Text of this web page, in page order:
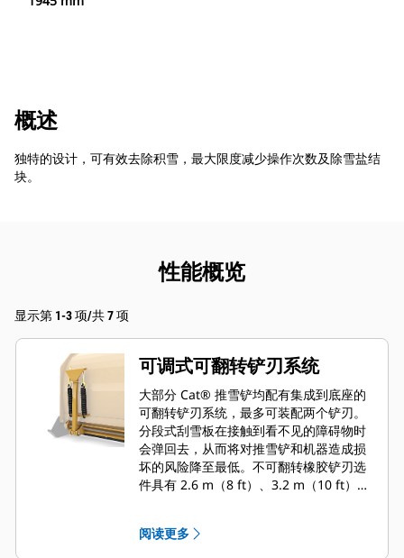
概述
独特的设计，可有效去除积雪，最大限度减少操作次数及除雪盐结
块。
性能概览
显示第 1-3 项/共 7 项
可调式可翻转铲刃系统
大部分 Cat® 推雪铲均配有集成到底座的
可翻转铲刃系统，最多可装配两个铲刃。
分段式刮雪板在接触到看不见的障碍物时
会弹回去，从而将对推雪铲和机器造成损
坏的风险降至最低。不可翻转橡胶铲刃选
件具有 2.6 m（8 ft）、3.2 m（10 ft）和
阅读更多